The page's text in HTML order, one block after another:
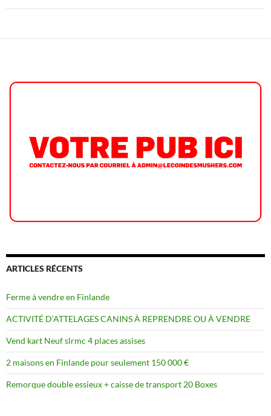
ARTICLES RÉCENTS
Ferme à vendre en Finlande
ACTIVITÉ D’ATTELAGES CANINS À REPRENDRE OU À VENDRE
Vend kart Neuf slrmc 4 places assises
2 maisons en Finlande pour seulement 150 000 €
Remorque double essieux + caisse de transport 20 Boxes